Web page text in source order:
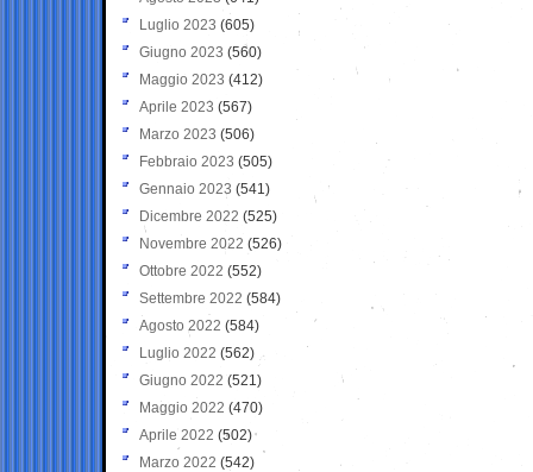
Luglio 2023 (605)
Giugno 2023 (560)
Maggio 2023 (412)
Aprile 2023 (567)
Marzo 2023 (506)
Febbraio 2023 (505)
Gennaio 2023 (541)
Dicembre 2022 (525)
Novembre 2022 (526)
Ottobre 2022 (552)
Settembre 2022 (584)
Agosto 2022 (584)
Luglio 2022 (562)
Giugno 2022 (521)
Maggio 2022 (470)
Aprile 2022 (502)
Marzo 2022 (542)